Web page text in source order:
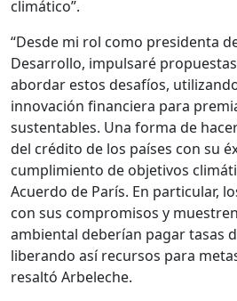
climático”.
“Desde mi rol como presidenta
Desarrollo, impulsaré
abordar estos desafíos,
innovación financiera para
sustentables. Una forma de
del crédito de los países con su
cumplimiento de objetivos
Acuerdo de París. En particular,
con sus compromisos y
ambiental deberían pagar tasas
liberando así recursos para
resaltó Arbeleche.